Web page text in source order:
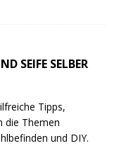
SEIFE SELBER
Tipps,
die Themen
und DIY.